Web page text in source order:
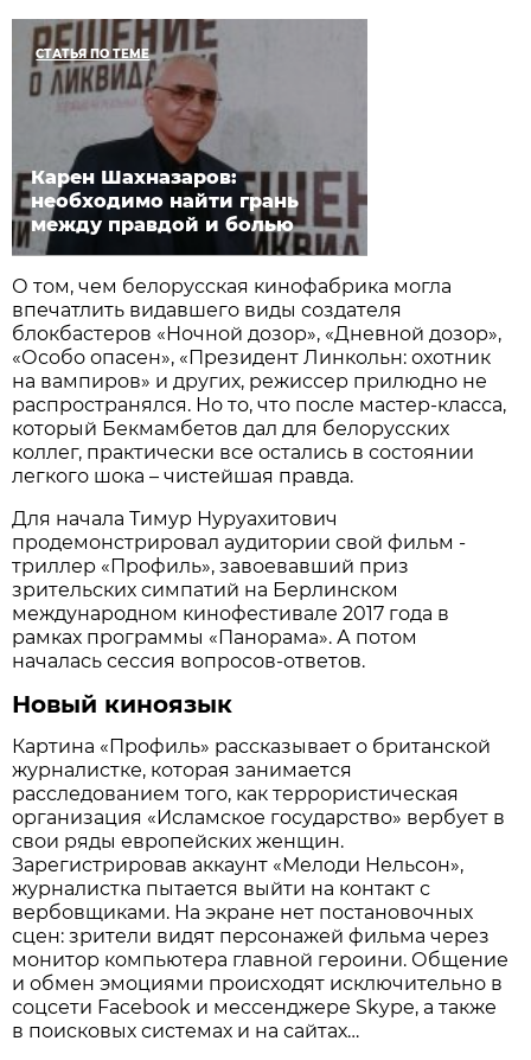
СТАТЬЯ ПО ТЕМЕ
Карен Шахназаров:
необходимо найти грань
между правдой и болью
О том, чем белорусская кинофабрика могла
впечатлить видавшего виды создателя
блокбастеров «Ночной дозор», «Дневной дозор»,
«Особо опасен», «Президент Линкольн: охотник
на вампиров» и других, режиссер прилюдно не
распространялся. Но то, что после мастер-класса,
который Бекмамбетов дал для белорусских
коллег, практически все остались в состоянии
легкого шока – чистейшая правда.
Для начала Тимур Нуруахитович
продемонстрировал аудитории свой фильм -
триллер «Профиль», завоевавший приз
зрительских симпатий на Берлинском
международном кинофестивале 2017 года в
рамках программы «Панорама». А потом
началась сессия вопросов-ответов.
Новый киноязык
Картина «Профиль» рассказывает о британской
журналистке, которая занимается
расследованием того, как террористическая
организация «Исламское государство» вербует в
свои ряды европейских женщин.
Зарегистрировав аккаунт «Мелоди Нельсон»,
журналистка пытается выйти на контакт с
вербовщиками. На экране нет постановочных
сцен: зрители видят персонажей фильма через
монитор компьютера главной героини. Общение
и обмен эмоциями происходят исключительно в
соцсети Facebook и мессенджере Skype, а также
в поисковых системах и на сайтах…